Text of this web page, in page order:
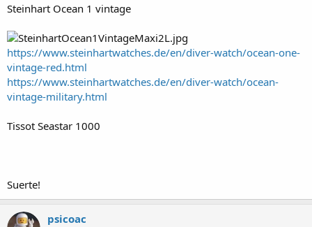
Steinhart Ocean 1 vintage
https://www.steinhartwatches.de/en/diver-watch/ocean-one-
vintage-red.html
https://www.steinhartwatches.de/en/diver-watch/ocean-
vintage-military.html
Tissot Seastar 1000
Suerte!
psicoac